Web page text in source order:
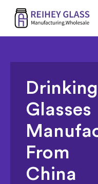
Drinking
Glasses
From
China